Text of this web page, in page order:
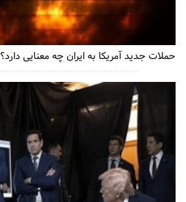
حملات جدید آمریکا به ایران چه معنایی دارد؟